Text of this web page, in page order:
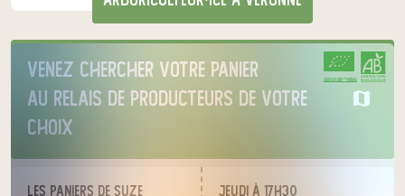
Venez chercher votre panier
au relais de producteurs de votre
choix
Les paniers de Suze
jeudi à 17h30
CERTIFIÉ PAR FR-BIO-01
AGRICULTURE FRANCE